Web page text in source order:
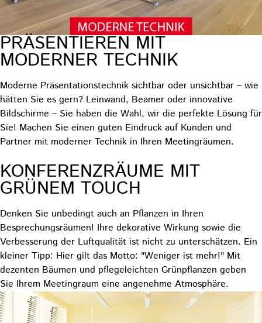
PRÄSENTIEREN MIT
MODERNER TECHNIK
Moderne Präsentationstechnik sichtbar oder unsichtbar – wie
hätten Sie es gern? Leinwand, Beamer oder innovative
Bildschirme – Sie haben die Wahl, wir die perfekte Lösung für
Sie! Machen Sie einen guten Eindruck auf Kunden und
Partner mit moderner Technik in Ihren Meetingräumen.
KONFERENZRÄUME MIT
GRÜNEM TOUCH
Denken Sie unbedingt auch an Pflanzen in Ihren
Besprechungsräumen! Ihre dekorative Wirkung sowie die
Verbesserung der Luftqualität ist nicht zu unterschätzen. Ein
kleiner Tipp: Hier gilt das Motto: "Weniger ist mehr!" Mit
dezenten Bäumen und pflegeleichten Grünpflanzen geben
Sie Ihrem Meetingraum eine angenehme Atmosphäre.